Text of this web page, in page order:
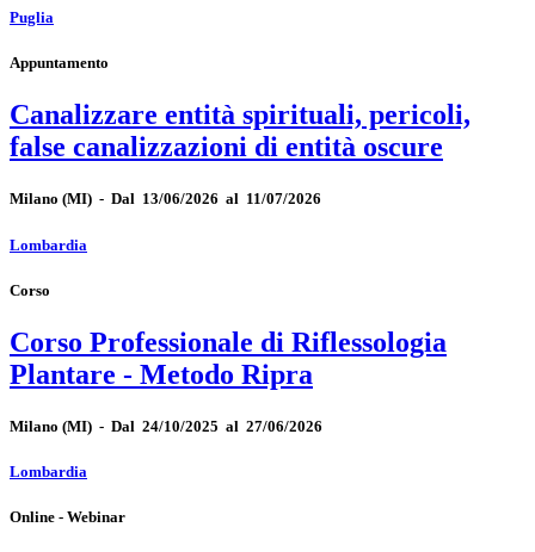
Puglia
Appuntamento
Canalizzare entità spirituali, pericoli,
false canalizzazioni di entità oscure
Milano (MI) - Dal 13/06/2026 al 11/07/2026
Lombardia
Corso
Corso Professionale di Riflessologia
Plantare - Metodo Ripra
Milano (MI) - Dal 24/10/2025 al 27/06/2026
Lombardia
Online - Webinar